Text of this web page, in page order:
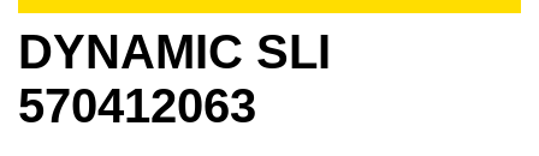
DYNAMIC SLI
570412063